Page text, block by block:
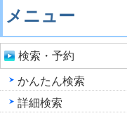
メニュー
検索・予約
かんたん検索
詳細検索